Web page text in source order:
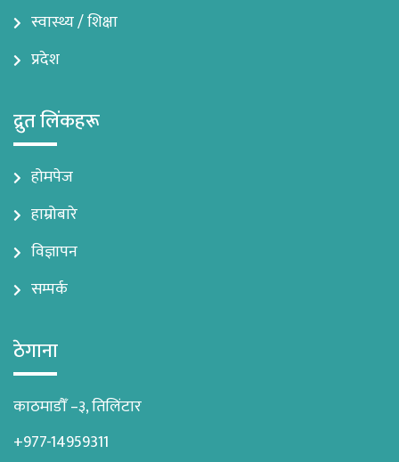
स्वास्थ्य / शिक्षा
प्रदेश
द्रुत लिंकहरू
होमपेज
हाम्रोबारे
विज्ञापन
सम्पर्क
ठेगाना
काठमाडौँ –३, तिलिंटार
+977-14959311